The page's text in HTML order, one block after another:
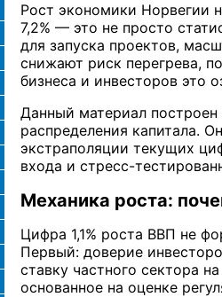
Рост экономики Норвегии
7,2% — это не просто
для запуска проектов,
снижают риск перегрева,
бизнеса и инвесторов это
Данный материал построен
распределения капитала.
экстраполяции текущих
входа и стресс-
Механика роста:
Цифра 1,1% роста ВВП не
Первый: доверие
ставку частного сектора
основанное на оценке